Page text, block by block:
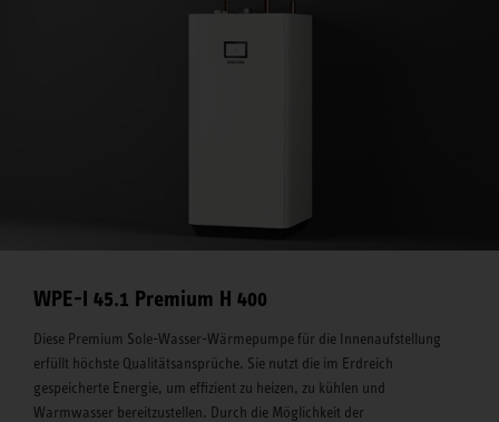
WPE-I 45.1 Premium H 400
Diese Premium Sole-Wasser-Wärmepumpe für die Innenaufstellung
erfüllt höchste Qualitätsansprüche. Sie nutzt die im Erdreich
gespeicherte Energie, um effizient zu heizen, zu kühlen und
Warmwasser bereitzustellen. Durch die Möglichkeit der